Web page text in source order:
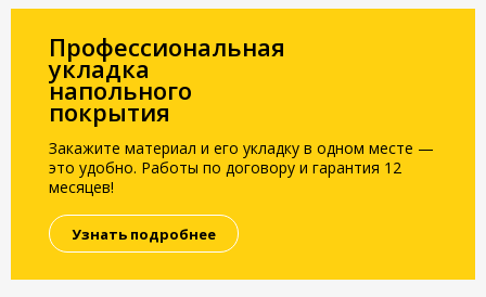
Профессиональная
укладка
напольного
покрытия
Закажите материал и его укладку в одном месте —
это удобно. Работы по договору и гарантия 12
месяцев!
Узнать подробнее